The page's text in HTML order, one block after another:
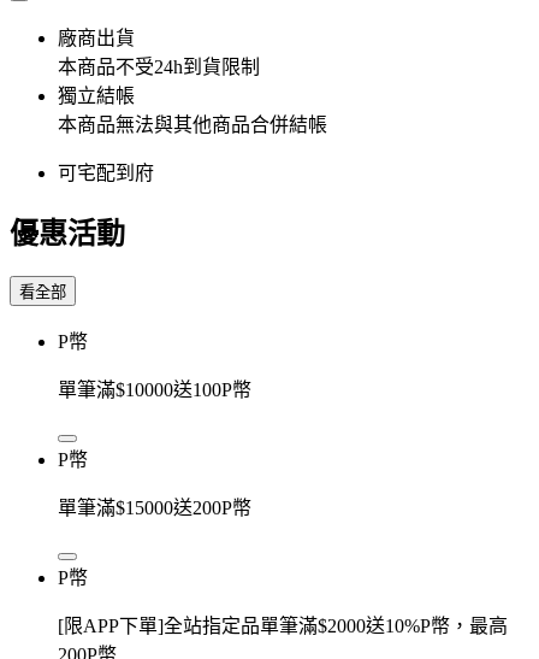
廠商出貨
本商品不受24h到貨限制
獨立結帳
本商品無法與其他商品合併結帳
可宅配到府
優惠活動
看全部
P幣
單筆滿$10000送100P幣
P幣
單筆滿$15000送200P幣
P幣
[限APP下單]全站指定品單筆滿$2000送10%P幣，最高
200P幣